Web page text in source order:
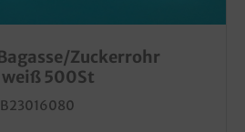
Zuckerrohr
500St